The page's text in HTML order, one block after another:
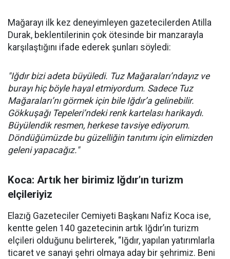
Mağarayı ilk kez deneyimleyen gazetecilerden Atilla
Durak, beklentilerinin çok ötesinde bir manzarayla
karşılaştığını ifade ederek şunları söyledi:
"Iğdır bizi adeta büyüledi. Tuz Mağaraları’ndayız ve
burayı hiç böyle hayal etmiyordum. Sadece Tuz
Mağaraları’nı görmek için bile Iğdır’a gelinebilir.
Gökkuşağı Tepeleri’ndeki renk kartelası harikaydı.
Büyülendik resmen, herkese tavsiye ediyorum.
Döndüğümüzde bu güzelliğin tanıtımı için elimizden
geleni yapacağız."
Koca: Artık her birimiz Iğdır’ın turizm
elçileriyiz
Elazığ Gazeteciler Cemiyeti Başkanı Nafiz Koca ise,
kentte gelen 140 gazetecinin artık Iğdır’ın turizm
elçileri olduğunu belirterek, “Iğdır, yapılan yatırımlarla
ticaret ve sanayi şehri olmaya aday bir şehrimiz. Beni